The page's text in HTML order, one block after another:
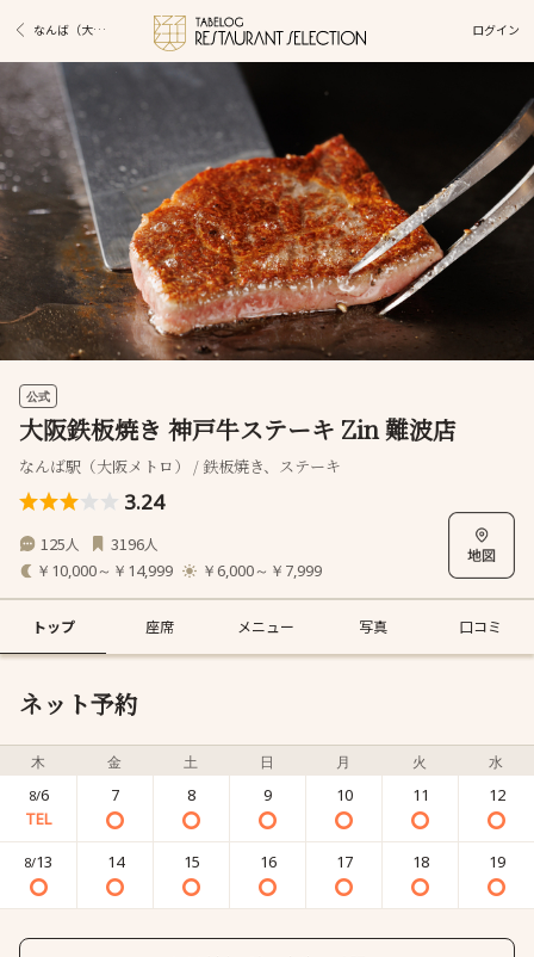
なんば（大阪メトロ）駅グルメ ログイン
公式
大阪鉄板焼き 神戸牛ステーキ Zin 難波店
なんば駅（大阪メトロ） / 鉄板焼き、ステーキ
3.24
125人 3196人
￥10,000～￥14,999 ￥6,000～￥7,999
トップ 座席 メニュー 写真 口コミ
ネット予約
木 金 土 日 月 火 水
8/6 7 8 9 10 11 12
8/13 14 15 16 17 18 19